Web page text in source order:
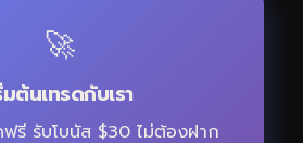
🚀
มต้นเทรดกับเรา
รี รับโบนัส $30 ไม่ต้องฝาก